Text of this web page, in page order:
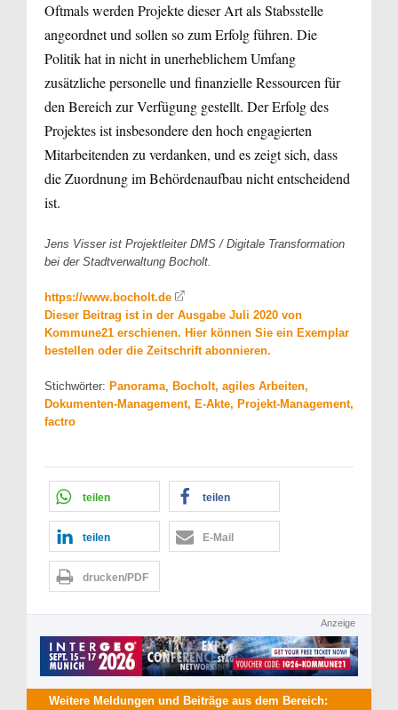
Oftmals werden Projekte dieser Art als Stabsstelle
angeordnet und sollen so zum Erfolg führen. Die
Politik hat in nicht in unerheblichem Umfang
zusätzliche personelle und finanzielle Ressourcen für
den Bereich zur Verfügung gestellt. Der Erfolg des
Projektes ist insbesondere den hoch engagierten
Mitarbeitenden zu verdanken, und es zeigt sich, dass
die Zuordnung im Behördenaufbau nicht entscheidend
ist.
Jens Visser ist Projektleiter DMS / Digitale Transformation
bei der Stadtverwaltung Bocholt.
https://www.bocholt.de
Dieser Beitrag ist in der Ausgabe Juli 2020 von
Kommune21 erschienen. Hier können Sie ein Exemplar
bestellen oder die Zeitschrift abonnieren.
Stichwörter: Panorama Bocholt, agiles Arbeiten,
Dokumenten-Management, E-Akte, Projekt-Management,
factro
teilen teilen
teilen E-Mail
drucken/PDF
Anzeige
Weitere Meldungen und Beiträge aus dem Bereich: